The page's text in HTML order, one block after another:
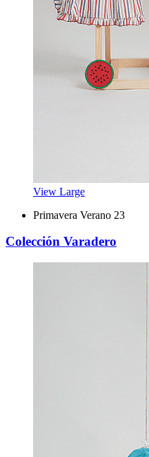
View Large
Primavera Verano 23
Colección Varadero